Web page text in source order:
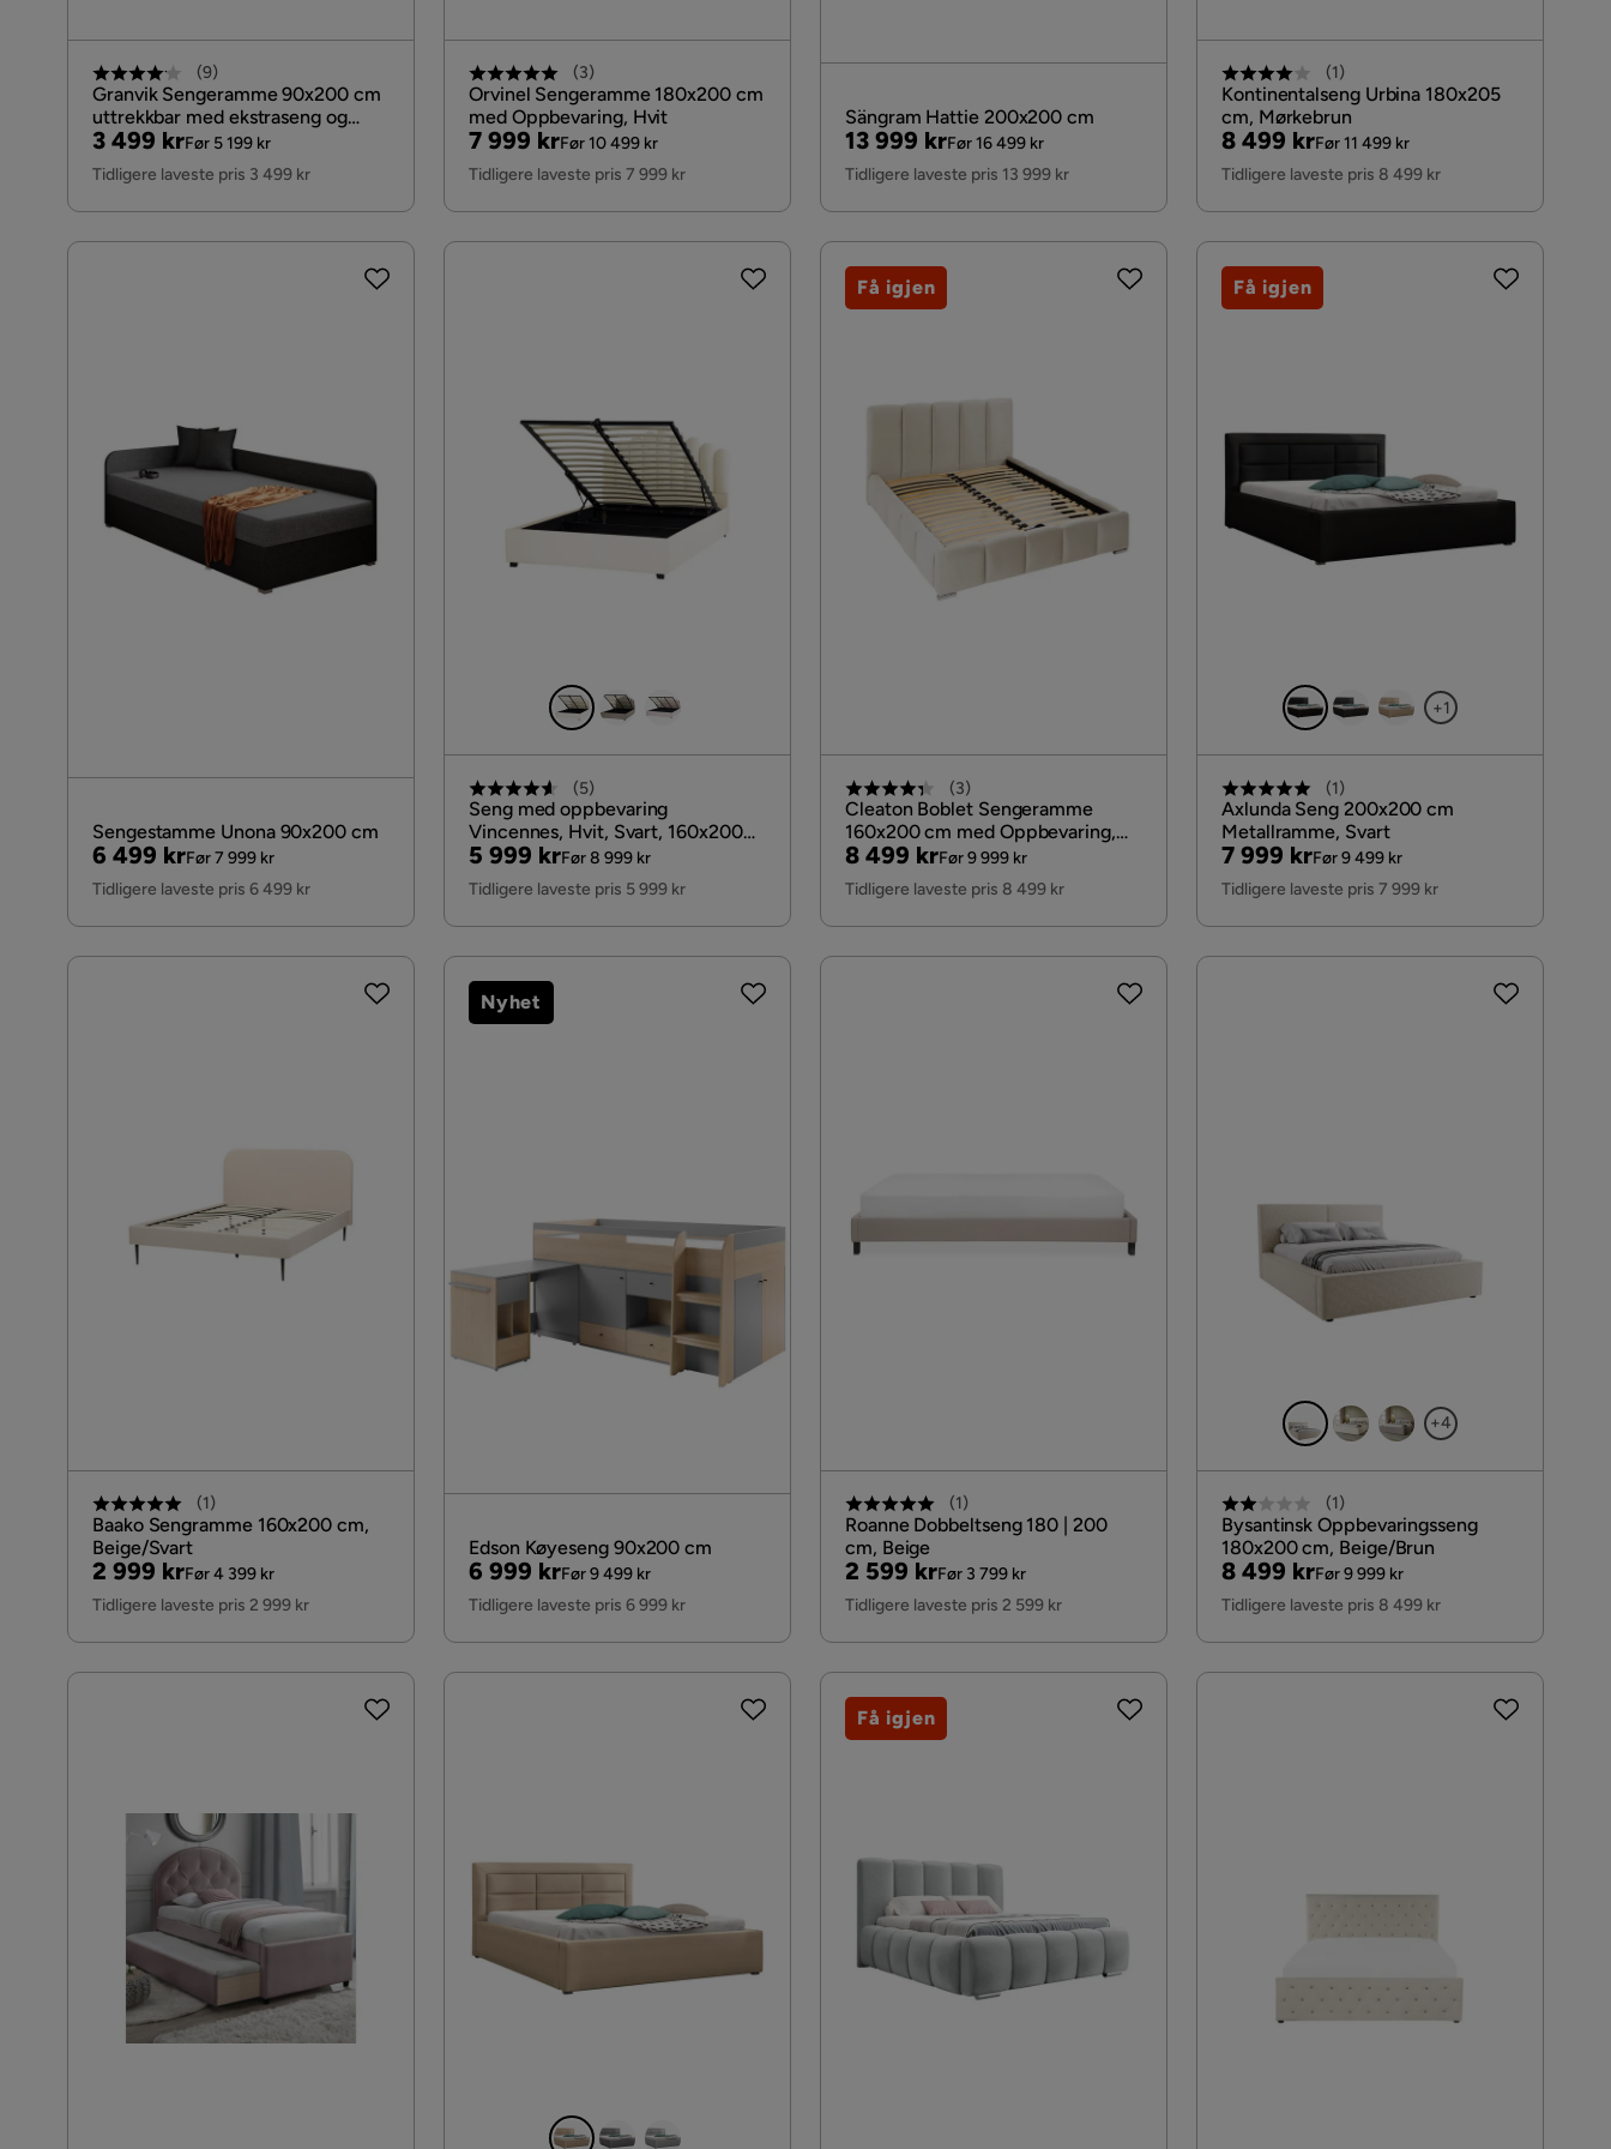
(9)
Granvik Sengeramme 90x200 cm
uttrekkbar med ekstraseng og
oppbevaring – uten madrass
Pris
3 499 kr
Original
Pris
Før 5 199 kr
Tidligere laveste pris 3 499 kr
(3)
Orvinel Sengeramme 180x200 cm
med Oppbevaring, Hvit
Pris
7 999 kr
Original
Pris
Før 10 499 kr
Tidligere laveste pris 7 999 kr
Sängram Hattie 200x200 cm
Pris
13 999 kr
Original
Pris
Før 16 499 kr
Tidligere laveste pris 13 999 kr
(1)
Kontinentalseng Urbina 180x205
cm, Mørkebrun
Pris
8 499 kr
Original
Pris
Før 11 499 kr
Tidligere laveste pris 8 499 kr
Sengestamme Unona 90x200 cm
Pris
6 499 kr
Original
Pris
Før 7 999 kr
Tidligere laveste pris 6 499 kr
(5)
Seng med oppbevaring
Vincennes, Hvit, Svart, 160x200
cm
Pris
5 999 kr
Original
Pris
Før 8 999 kr
Tidligere laveste pris 5 999 kr
(3)
Cleaton Boblet Sengeramme
160x200 cm med Oppbevaring,
Beige
Pris
8 499 kr
Original
Pris
Før 9 999 kr
Tidligere laveste pris 8 499 kr
Få igjen
+1
(1)
Axlunda Seng 200x200 cm
Metallramme, Svart
Pris
7 999 kr
Original
Pris
Før 9 499 kr
Tidligere laveste pris 7 999 kr
Få igjen
(1)
Baako Sengramme 160x200 cm,
Beige/Svart
Pris
2 999 kr
Original
Pris
Før 4 399 kr
Tidligere laveste pris 2 999 kr
Edson Køyeseng 90x200 cm
Pris
6 999 kr
Original
Pris
Før 9 499 kr
Tidligere laveste pris 6 999 kr
Nyhet
(1)
Roanne Dobbeltseng 180 | 200
cm, Beige
Pris
2 599 kr
Original
Pris
Før 3 799 kr
Tidligere laveste pris 2 599 kr
+4
(1)
Bysantinsk Oppbevaringsseng
180x200 cm, Beige/Brun
Pris
8 499 kr
Original
Pris
Før 9 999 kr
Tidligere laveste pris 8 499 kr
Få igjen